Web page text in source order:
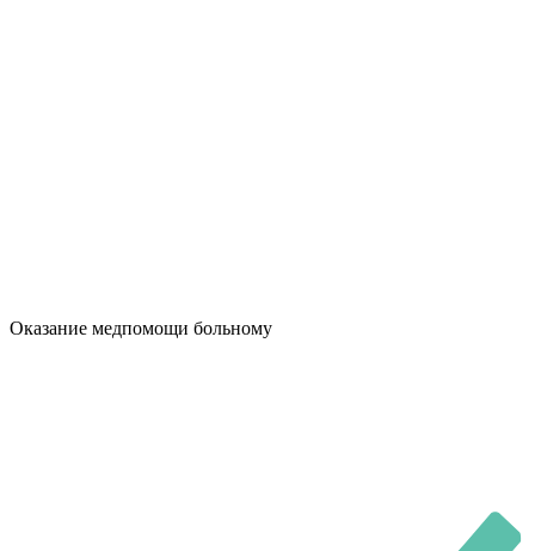
Оказание медпомощи больному